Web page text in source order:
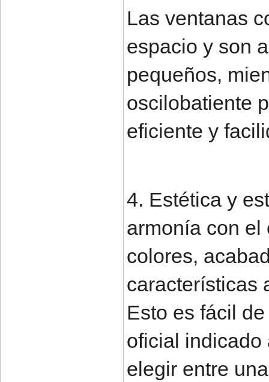
Las ventanas
espacio y son
pequeños,
oscilobatiente
eficiente y
4. Estética y
armonía con el
colores,
características
Esto es fácil
oficial
elegir entre